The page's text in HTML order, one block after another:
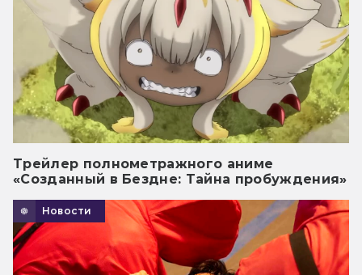
Трейлер полнометражного аниме
«Созданный в Бездне: Тайна пробуждения»
Новости